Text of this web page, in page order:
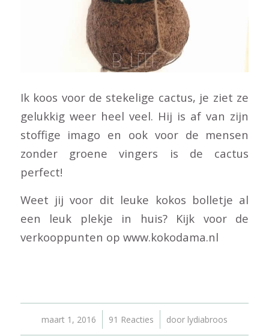
Ik koos voor de stekelige cactus, je ziet ze
gelukkig weer heel veel. Hij is af van zijn
stoffige imago en ook voor de mensen
zonder groene vingers is de cactus
perfect!
Weet jij voor dit leuke kokos bolletje al
een leuk plekje in huis? Kijk voor de
verkooppunten op www.kokodama.nl
maart 1, 2016
/ 91 Reacties
/ door lydiabroos